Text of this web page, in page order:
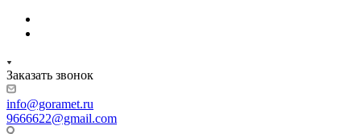
Заказать звонок
info@goramet.ru
9666622@gmail.com